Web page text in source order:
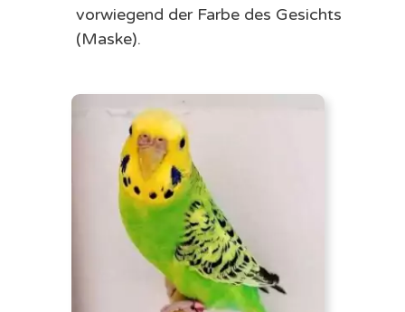
vorwiegend der Farbe des Gesichts
(Maske).